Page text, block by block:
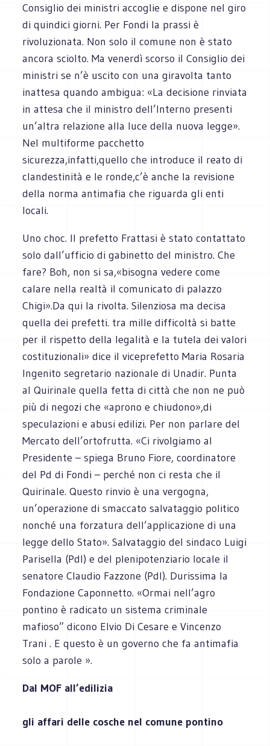
Consiglio dei ministri accoglie e dispone nel giro
di quindici giorni. Per Fondi la prassi è
rivoluzionata. Non solo il comune non è stato
ancora sciolto. Ma venerdì scorso il Consiglio dei
ministri se n’è uscito con una giravolta tanto
inattesa quando ambigua: «La decisione rinviata
in attesa che il ministro dell’Interno presenti
un’altra relazione alla luce della nuova legge».
Nel multiforme pacchetto
sicurezza,infatti,quello che introduce il reato di
clandestinità e le ronde,c’è anche la revisione
della norma antimafia che riguarda gli enti
locali.
Uno choc. Il prefetto Frattasi è stato contattato
solo dall’ufficio di gabinetto del ministro. Che
fare? Boh, non si sa,«bisogna vedere come
calare nella realtà il comunicato di palazzo
Chigi».Da qui la rivolta. Silenziosa ma decisa
quella dei prefetti. tra mille difficoltà si batte
per il rispetto della legalità e la tutela dei valori
costituzionali» dice il viceprefetto Maria Rosaria
Ingenito segretario nazionale di Unadir. Punta
al Quirinale quella fetta di città che non ne può
più di negozi che «aprono e chiudono»,di
speculazioni e abusi edilizi. Per non parlare del
Mercato dell’ortofrutta. «Ci rivolgiamo al
Presidente – spiega Bruno Fiore, coordinatore
del Pd di Fondi – perché non ci resta che il
Quirinale. Questo rinvio è una vergogna,
un’operazione di smaccato salvataggio politico
nonché una forzatura dell’applicazione di una
legge dello Stato». Salvataggio del sindaco Luigi
Parisella (Pdl) e del plenipotenziario locale il
senatore Claudio Fazzone (Pdl). Durissima la
Fondazione Caponnetto. «Ormai nell’agro
pontino è radicato un sistema criminale
mafioso” dicono Elvio Di Cesare e Vincenzo
Trani . E questo è un governo che fa antimafia
solo a parole ».
Dal MOF all’edilizia
gli affari delle cosche nel comune pontino